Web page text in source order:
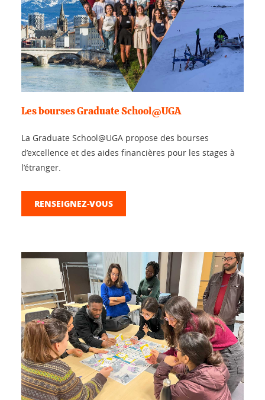
Les bourses Graduate School@UGA
La Graduate School@UGA propose des bourses
d’excellence et des aides financières pour les stages à
l’étranger.
RENSEIGNEZ-VOUS